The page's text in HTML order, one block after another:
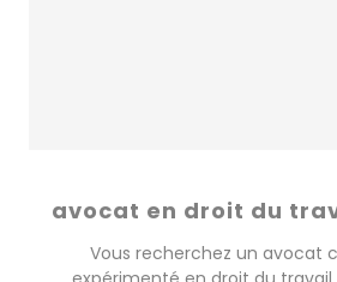
avocat en droit du
Vous recherchez un avocat